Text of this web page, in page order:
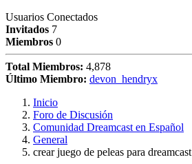
Usuarios Conectados
Invitados 7
Miembros 0
Total Miembros: 4,878
Último Miembro: devon_hendryx
Inicio
Foro de Discusión
Comunidad Dreamcast en Español
General
crear juego de peleas para dreamcast